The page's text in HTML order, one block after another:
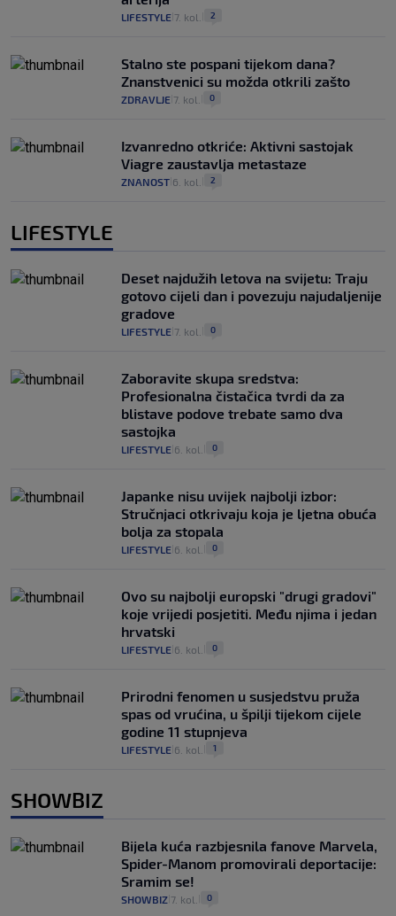
LIFESTYLE 7. kol. 2
Stalno ste pospani tijekom dana?
Znanstvenici su možda otkrili zašto
ZDRAVLJE 7. kol. 0
Izvanredno otkriće: Aktivni sastojak
Viagre zaustavlja metastaze
ZNANOST 6. kol. 2
LIFESTYLE
Deset najdužih letova na svijetu: Traju
gotovo cijeli dan i povezuju najudaljenije
gradove
LIFESTYLE 7. kol. 0
Zaboravite skupa sredstva:
Profesionalna čistačica tvrdi da za
blistave podove trebate samo dva
sastojka
LIFESTYLE 6. kol. 0
Japanke nisu uvijek najbolji izbor:
Stručnjaci otkrivaju koja je ljetna obuća
bolja za stopala
LIFESTYLE 6. kol. 0
Ovo su najbolji europski "drugi gradovi"
koje vrijedi posjetiti. Među njima i jedan
hrvatski
LIFESTYLE 6. kol. 0
Prirodni fenomen u susjedstvu pruža
spas od vrućina, u špilji tijekom cijele
godine 11 stupnjeva
LIFESTYLE 6. kol. 1
SHOWBIZ
Bijela kuća razbjesnila fanove Marvela,
Spider-Manom promovirali deportacije:
Sramim se!
SHOWBIZ 7. kol. 0